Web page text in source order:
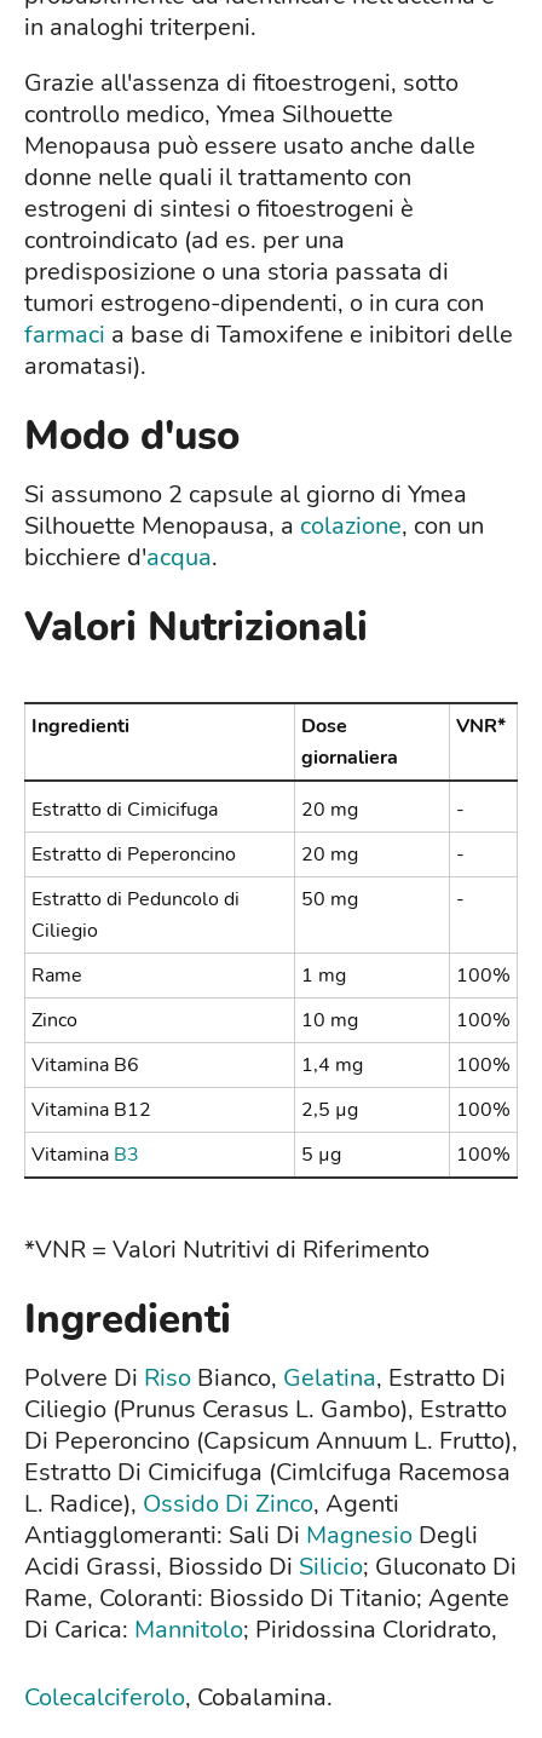
in analoghi triterpeni.
Grazie all'assenza di fitoestrogeni, sotto
controllo medico, Ymea Silhouette
Menopausa può essere usato anche dalle
donne nelle quali il trattamento con
estrogeni di sintesi o fitoestrogeni è
controindicato (ad es. per una
predisposizione o una storia passata di
tumori estrogeno-dipendenti, o in cura con
farmaci a base di Tamoxifene e inibitori delle
aromatasi).
Modo d'uso
Si assumono 2 capsule al giorno di Ymea
Silhouette Menopausa, a colazione, con un
bicchiere d'acqua.
Valori Nutrizionali
Ingredienti
Dose
giornaliera
VNR*
Estratto di Cimicifuga 20 mg
-
Estratto di Peperoncino
20 mg
-
Estratto di Peduncolo di
Ciliegio
50 mg -
Rame 1 mg
100%
Zinco
10 mg
100%
Vitamina B6
1,4 mg
100%
Vitamina B12
2,5 µg
100%
Vitamina B3 5 µg 100%
*VNR = Valori Nutritivi di Riferimento
Ingredienti
Polvere Di Riso Bianco, Gelatina, Estratto Di
Ciliegio (Prunus Cerasus L. Gambo), Estratto
Di Peperoncino (Capsicum Annuum L. Frutto),
Estratto Di Cimicifuga (Cimlcifuga Racemosa
L. Radice), Ossido Di Zinco, Agenti
Antiagglomeranti: Sali Di Magnesio Degli
Acidi Grassi, Biossido Di Silicio; Gluconato Di
Rame, Coloranti: Biossido Di Titanio; Agente
Di Carica: Mannitolo; Piridossina Cloridrato,
Colecalciferolo, Cobalamina.